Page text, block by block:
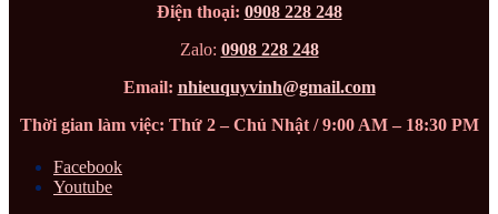
Điện thoại: 0908 228 248
Zalo: 0908 228 248
Email: nhieuquyvinh@gmail.com
Thời gian làm việc: Thứ 2 – Chủ Nhật / 9:00 AM – 18:30 PM
Facebook
Youtube